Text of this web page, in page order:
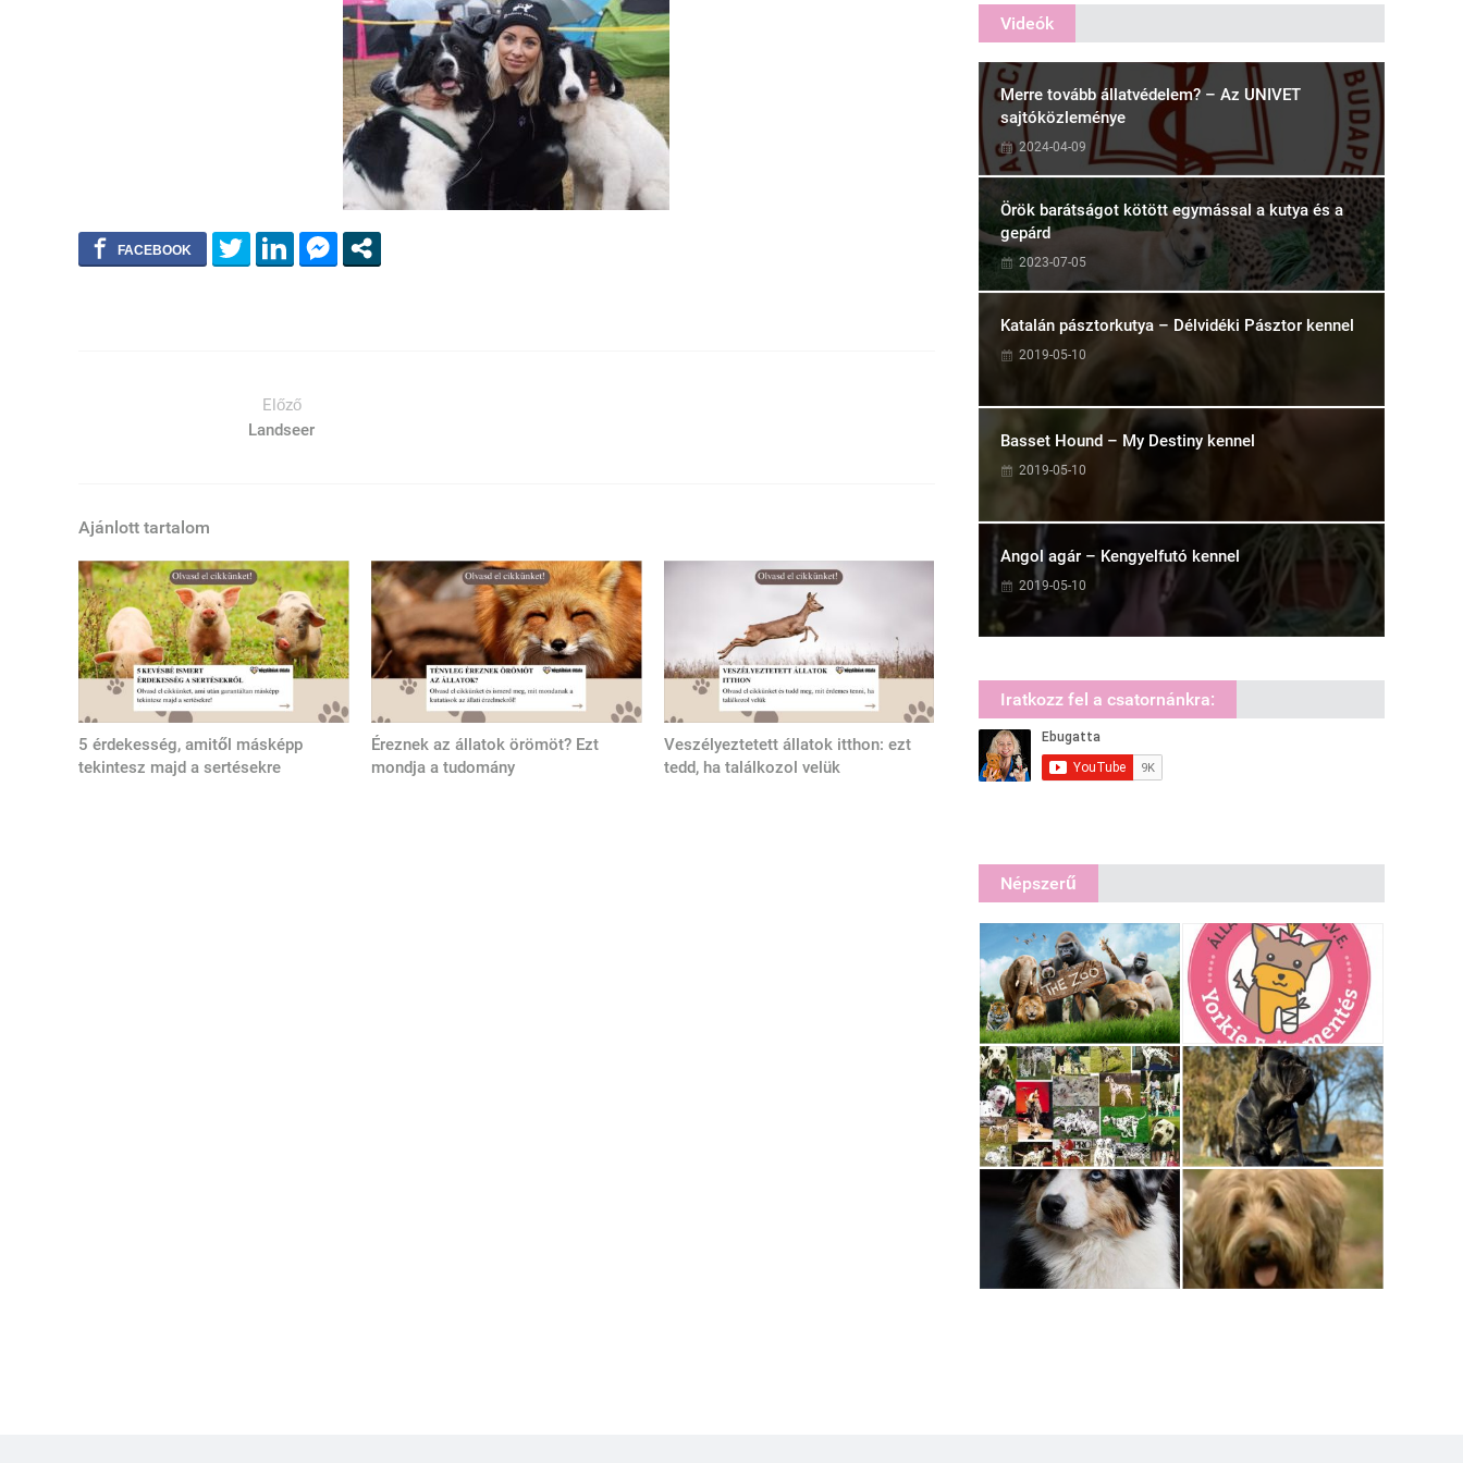
Előző
Landseer
Ajánlott tartalom
5 érdekesség, amitől másképp
tekintesz majd a sertésekre
Éreznek az állatok örömöt? Ezt
mondja a tudomány
Veszélyeztetett állatok itthon: ezt
tedd, ha találkozol velük
Videók
Merre tovább állatvédelem? – Az UNIVET
sajtóközleménye
2024-04-09
Örök barátságot kötött egymással a kutya és a
gepárd
2023-07-05
Katalán pásztorkutya – Délvidéki Pásztor kennel
2019-05-10
Basset Hound – My Destiny kennel
2019-05-10
Angol agár – Kengyelfutó kennel
2019-05-10
Iratkozz fel a csatornánkra:
Népszerű